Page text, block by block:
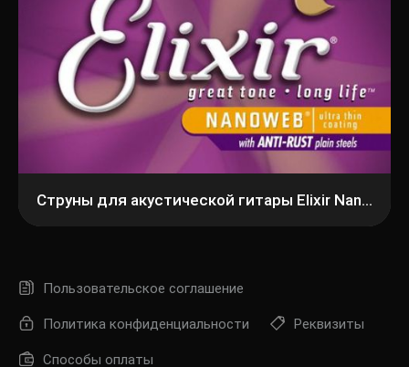
Струны для акустической гитары Elixir Nanoweb 16052 Light, фосфорная бронза
Пользовательское соглашение
Политика конфиденциальности Реквизиты
Способы оплаты